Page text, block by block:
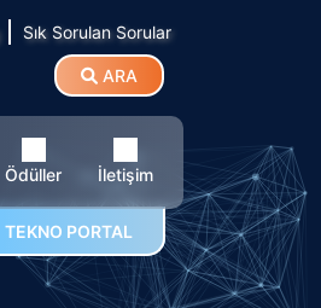
Sık Sorulan Sorular
ARA
Ödüller İletişim
TEKNO PORTAL